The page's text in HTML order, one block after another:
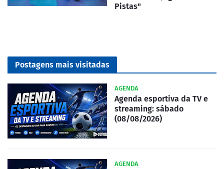
Pistas"
Postagens mais visitadas
AGENDA
Agenda esportiva da TV e
streaming: sábado
(08/08/2026)
AGENDA